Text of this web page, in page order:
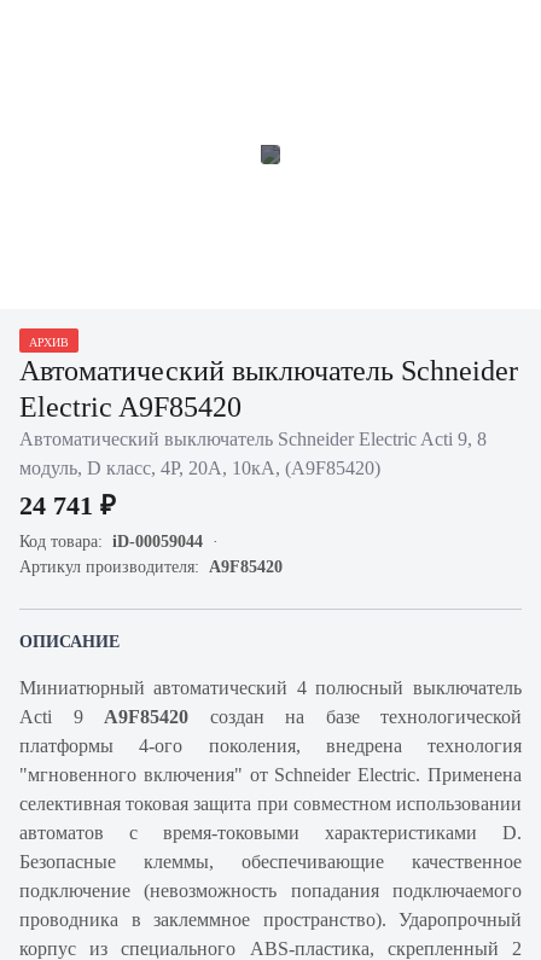
АРХИВ
Автоматический выключатель Schneider
Electric A9F85420
Автоматический выключатель Schneider Electric Acti 9, 8
модуль, D класс, 4P, 20А, 10кА, (A9F85420)
24 741 ₽
Код товара: iD-00059044
Артикул производителя: A9F85420
ОПИСАНИЕ
Миниатюрный автоматический 4 полюсный выключатель
Acti 9 A9F85420 создан на базе технологической
платформы 4-ого поколения, внедрена технология
"мгновенного включения" от Schneider Electric. Применена
селективная токовая защита при совместном использовании
автоматов с время-токовыми характеристиками D.
Безопасные клеммы, обеспечивающие качественное
подключение (невозможность попадания подключаемого
проводника в заклеммное пространство). Ударопрочный
корпус из специального ABS-пластика, скрепленный 2